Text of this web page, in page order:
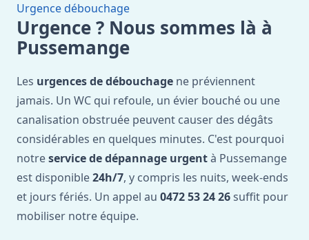
Urgence débouchage
Urgence ? Nous sommes là à
Pussemange
Les urgences de débouchage ne préviennent
jamais. Un WC qui refoule, un évier bouché ou une
canalisation obstruée peuvent causer des dégâts
considérables en quelques minutes. C'est pourquoi
notreservice de dépannage urgentà Pussemange
est disponible24h/7, y compris les nuits, week-ends
et jours fériés. Un appel au 0472 53 24 26 suffit pour
mobiliser notre équipe.